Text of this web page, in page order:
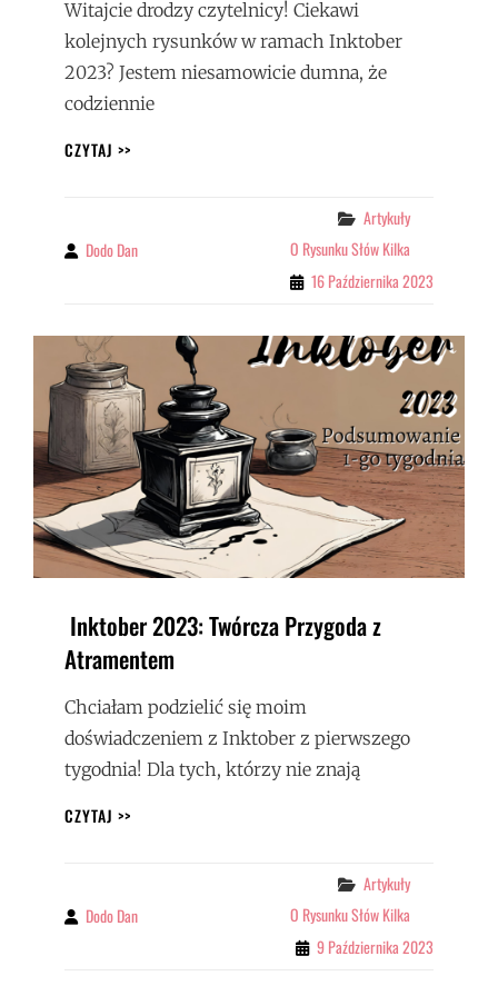
Witajcie drodzy czytelnicy! Ciekawi
kolejnych rysunków w ramach Inktober
2023? Jestem niesamowicie dumna, że
codziennie
CZYTAJ >>
PEŁNI
By Dodo Dan
Categories
Artykuły
O Rysunku Słów Kilka
16 Października 2023
Inktober 2023: Twórcza Przygoda z
Atramentem
Chciałam podzielić się moim
doświadczeniem z Inktober z pierwszego
tygodnia! Dla tych, którzy nie znają
CZYTAJ >>
ATRAMENTEM
By Dodo Dan
Categories
Artykuły
O Rysunku Słów Kilka
9 Października 2023